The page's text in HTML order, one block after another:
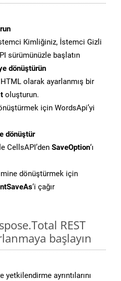
Kimliğiniz, İstemci Gizli
sürümünüzle başlatın
dönüştürün
olarak ayarlanmış bir
oluşturun.
için WordsApi’yi
dönüştür
CellsAPI’den SaveOption‘ı
dönüştürmek için
‘i çağır
REST
başlayın
yetkilendirme ayrıntılarını